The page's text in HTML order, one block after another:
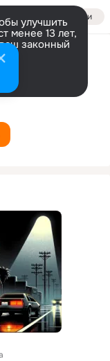
Войти
улучшить
менее 13 лет,
законный